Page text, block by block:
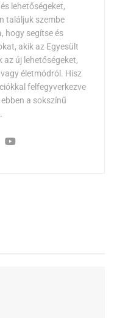
lehetőségeket,
találjuk szembe
hogy segítse és
akik az Egyesült
az új lehetőségeket,
életmódról. Hisz
felfegyverkezve
a sokszínű